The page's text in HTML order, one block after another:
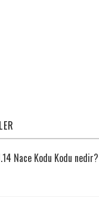
Nace Kodu Kodu nedir?